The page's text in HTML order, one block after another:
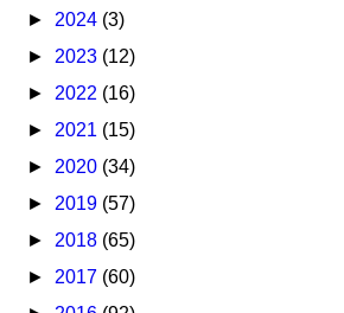
► 2024 (3)
► 2023 (12)
► 2022 (16)
► 2021 (15)
► 2020 (34)
► 2019 (57)
► 2018 (65)
► 2017 (60)